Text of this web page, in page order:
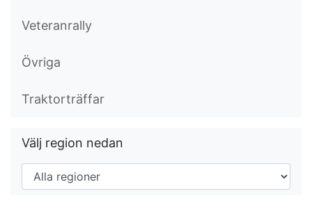
Veteranrally
Övriga
Traktorträffar
Välj region nedan